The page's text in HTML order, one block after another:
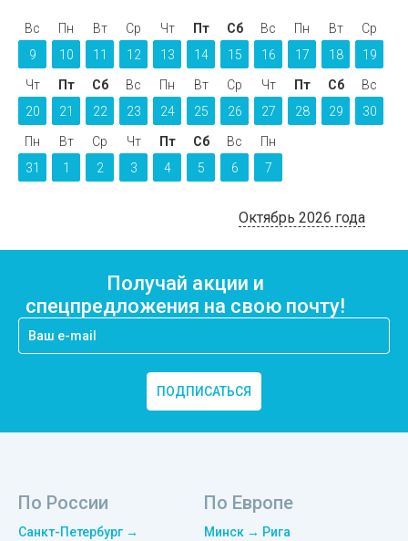
Вс
9
Пн
10
Вт
11
Ср
12
Чт
13
Пт
14
Сб
15
Вс
16
Пн
17
Вт
18
Ср
19
Чт
20
Пт
21
Сб
22
Вс
23
Пн
24
Вт
25
Ср
26
Чт
27
Пт
28
Сб
29
Вс
30
Пн
31
Вт
1
Ср
2
Чт
3
Пт
4
Сб
5
Вс
6
Пн
7
Октябрь 2026 года
Получай акции и
спецпредложения на свою почту!
ПОДПИСАТЬСЯ
По России
Санкт-Петербург →
По Европе
Минск → Рига